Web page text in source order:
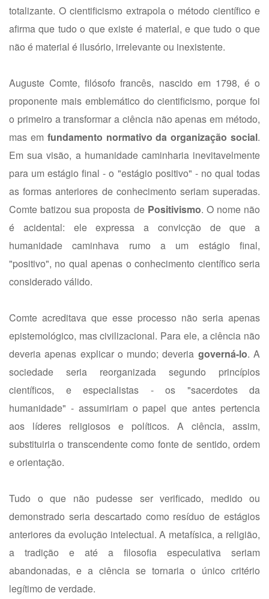
totalizante. O cientificismo extrapola o método científico e
afirma que tudo o que existe é material, e que tudo o que
não é material é ilusório, irrelevante ou inexistente.
Auguste Comte, filósofo francês, nascido em 1798, é o
proponente mais emblemático do cientificismo, porque foi
o primeiro a transformar a ciência não apenas em método,
mas em fundamento normativo da organização social.
Em sua visão, a humanidade caminharia inevitavelmente
para um estágio final - o "estágio positivo" - no qual todas
as formas anteriores de conhecimento seriam superadas.
Comte batizou sua proposta de Positivismo. O nome não
é acidental: ele expressa a convicção de que a
humanidade caminhava rumo a um estágio final,
"positivo", no qual apenas o conhecimento científico seria
considerado válido.
Comte acreditava que esse processo não seria apenas
epistemológico, mas civilizacional. Para ele, a ciência não
deveria apenas explicar o mundo; deveria governá-lo. A
sociedade seria reorganizada segundo princípios
científicos, e especialistas - os "sacerdotes da
humanidade" - assumiriam o papel que antes pertencia
aos líderes religiosos e políticos. A ciência, assim,
substituiria o transcendente como fonte de sentido, ordem
e orientação.
Tudo o que não pudesse ser verificado, medido ou
demonstrado seria descartado como resíduo de estágios
anteriores da evolução intelectual. A metafísica, a religião,
a tradição e até a filosofia especulativa seriam
abandonadas, e a ciência se tornaria o único critério
legítimo de verdade.